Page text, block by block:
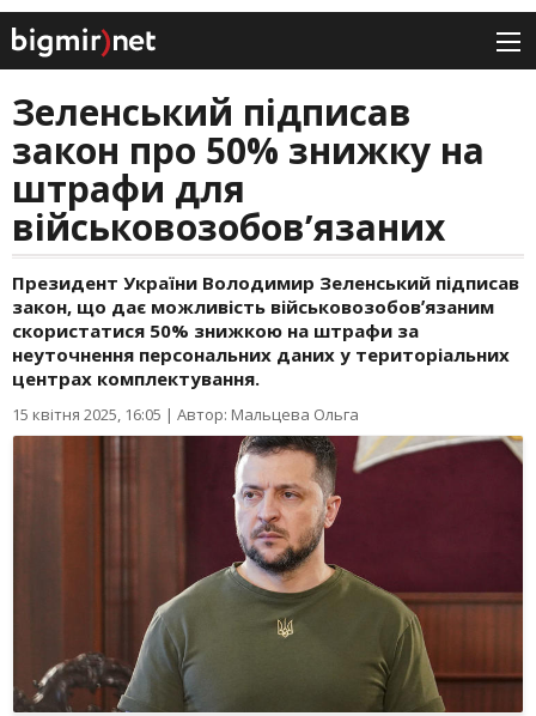
Зеленський підписав
закон про 50% знижку на
штрафи для
військовозобовʼязаних
Президент України Володимир Зеленський підписав
закон, що дає можливість військовозобовʼязаним
скористатися 50% знижкою на штрафи за
неуточнення персональних даних у територіальних
центрах комплектування.
15 квітня 2025, 16:05 | Автор: Мальцева Ольга